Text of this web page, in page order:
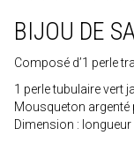
BIJOU DE
Composé d’1 perle
1 perle tubulaire vert
Mousqueton argenté
Dimension :